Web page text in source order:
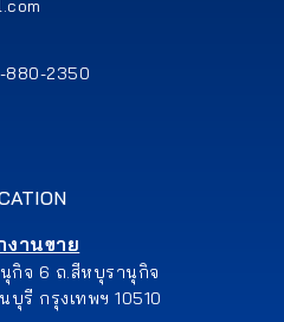
880-2350
งานขาย
นุกิจ 6 ถ.สีหบุรานุกิจ
บุรี กรุงเทพฯ 10510